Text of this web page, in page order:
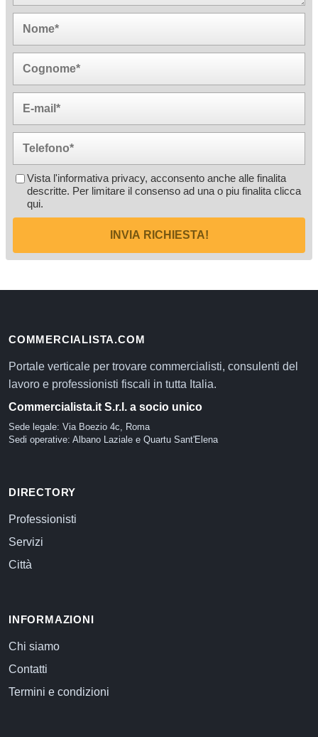
Vista l'informativa privacy, acconsento anche alle finalita
descritte. Per limitare il consenso ad una o piu finalita clicca
qui.
INVIA RICHIESTA!
COMMERCIALISTA.COM
Portale verticale per trovare commercialisti, consulenti del
lavoro e professionisti fiscali in tutta Italia.
Commercialista.it S.r.l. a socio unico
Sede legale: Via Boezio 4c, Roma
Sedi operative: Albano Laziale e Quartu Sant'Elena
DIRECTORY
Professionisti
Servizi
Città
INFORMAZIONI
Chi siamo
Contatti
Termini e condizioni